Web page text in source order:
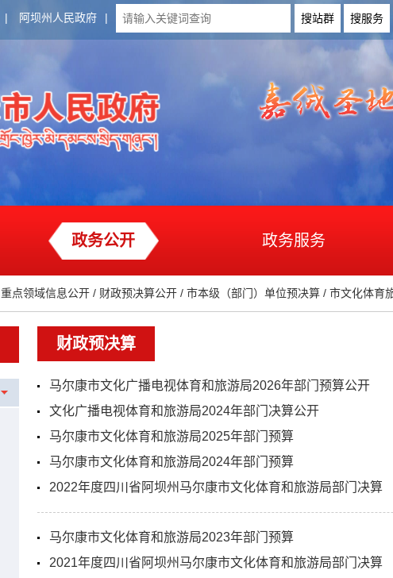
| 阿坝州人民政府 |
政务公开 政务服务
重点领域信息公开 / 财政预决算公开 / 市本级（部门）单位预决算 / 市文化体育
财政预决算
马尔康市文化广播电视体育和旅游局2026年部门预算公开
文化广播电视体育和旅游局2024年部门决算公开
马尔康市文化体育和旅游局2025年部门预算
马尔康市文化体育和旅游局2024年部门预算
2022年度四川省阿坝州马尔康市文化体育和旅游局部门决算
马尔康市文化体育和旅游局2023年部门预算
2021年度四川省阿坝州马尔康市文化体育和旅游局部门决算